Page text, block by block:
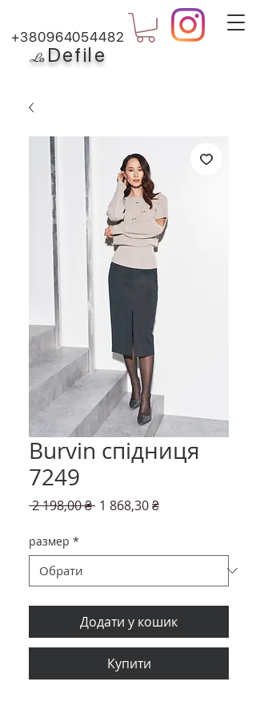
La Defile
+380964054482
Burvin спідниця
7249
2 198,00 ₴ Звичайна
1 868,30 ₴За
размер *
Додати у кошик
Купити